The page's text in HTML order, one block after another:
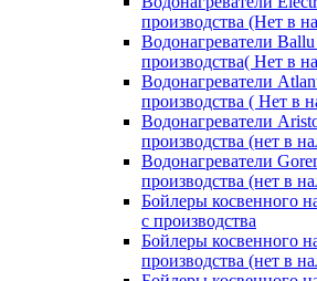
производства (Нет в
Водонагреватели
производства( Нет в
Водонагреватели
производства ( Нет в
Водонагреватели
производства (нет в
Водонагреватели
производства (нет в
Бойлеры косвенного
с производства
Бойлеры косвенного
производства (нет в